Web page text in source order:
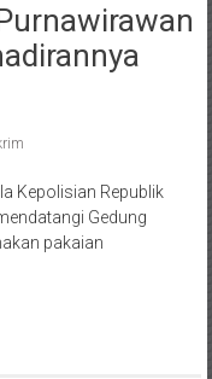
Kepolisian Republik
Gedung
pakaian